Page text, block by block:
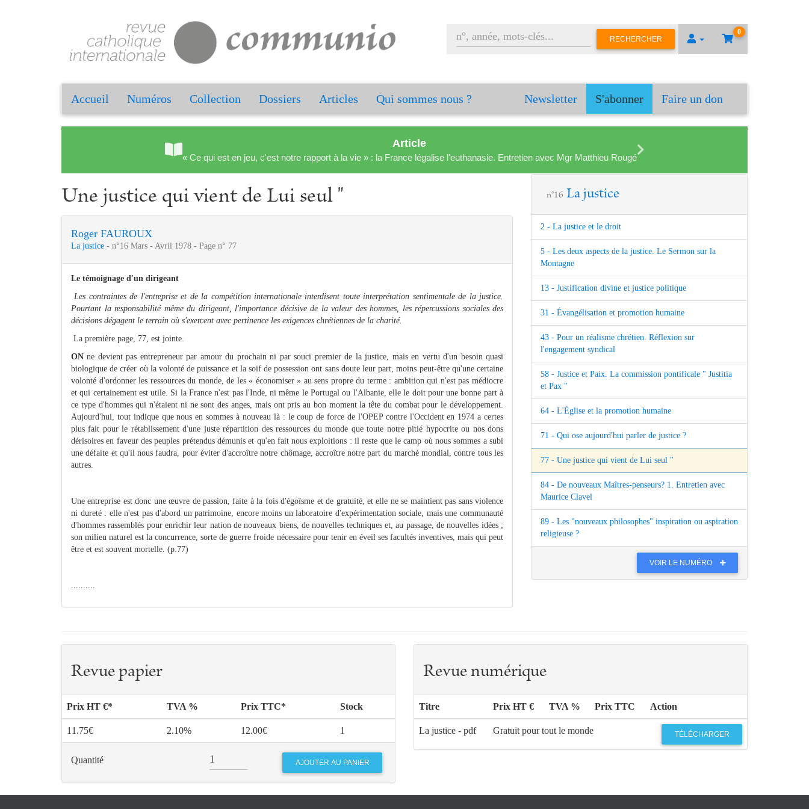
0
RECHERCHER
Accueil Numéros Collection Dossiers Articles Qui sommes nous ? Newsletter S'abonner Faire un don
Article
« Ce qui est en jeu, c'est notre rapport à la vie » : la France légalise l'euthanasie. Entretien avec Mgr Matthieu Rougé
Une justice qui vient de Lui seul "
Roger FAUROUX
La justice - n°16 Mars - Avril 1978 - Page n° 77
Le témoignage d'un dirigeant
Les contraintes de l'entreprise et de la compétition internationale interdisent toute interprétation sentimentale de la justice.
Pourtant la responsabilité même du dirigeant, l'importance décisive de la valeur des hommes, les répercussions sociales des
décisions dégagent le terrain où s'exercent avec pertinence les exigences chrétiennes de la charité.
La première page, 77, est jointe.
ON ne devient pas entrepreneur par amour du prochain ni par souci premier de la justice, mais en vertu d'un besoin quasi
biologique de créer où la volonté de puissance et la soif de possession ont sans doute leur part, moins peut-être qu'une certaine
volonté d'ordonner les ressources du monde, de les « économiser » au sens propre du terme : ambition qui n'est pas médiocre
et qui certainement est utile. Si la France n'est pas l'Inde, ni même le Portugal ou l'Albanie, elle le doit pour une bonne part à
ce type d'hommes qui n'étaient ni ne sont des anges, mais ont pris au bon moment la tête du combat pour le développement.
Aujourd'hui, tout indique que nous en sommes à nouveau là : le coup de force de l'OPEP contre l'Occident en 1974 a certes
plus fait pour le rétablissement d'une juste répartition des ressources du monde que toute notre pitié hypocrite ou nos dons
dérisoires en faveur des peuples prétendus démunis et qu'en fait nous exploitions : il reste que le camp où nous sommes a subi
une défaite et qu'il nous faudra, pour éviter d'accroître notre chômage, accroître notre part du marché mondial, contre tous les
autres.
Une entreprise est donc une œuvre de passion, faite à la fois d'égoïsme et de gratuité, et elle ne se maintient pas sans violence
ni dureté : elle n'est pas d'abord un patrimoine, encore moins un laboratoire d'expérimentation sociale, mais une communauté
d'hommes rassemblés pour enrichir leur nation de nouveaux biens, de nouvelles techniques et, au passage, de nouvelles idées ;
son milieu naturel est la concurrence, sorte de guerre froide nécessaire pour tenir en éveil ses facultés inventives, mais qui peut
être et est souvent mortelle. (p.77)
..........
n°16 La justice
2 - La justice et le droit
5 - Les deux aspects de la justice. Le Sermon sur la
Montagne
13 - Justification divine et justice politique
31 - Évangélisation et promotion humaine
43 - Pour un réalisme chrétien. Réflexion sur
l'engagement syndical
58 - Justice et Paix. La commission pontificale " Justitia
et Pax "
64 - L'Église et la promotion humaine
71 - Qui ose aujourd'hui parler de justice ?
77 - Une justice qui vient de Lui seul "
84 - De nouveaux Maîtres-penseurs? 1. Entretien avec
Maurice Clavel
89 - Les "nouveaux philosophes" inspiration ou aspiration
religieuse ?
VOIR LE NUMÉRO
Revue papier
Prix HT €* TVA % Prix TTC* Stock
11.75€ 2.10% 12.00€ 1
Quantité
Revue numérique
Titre Prix HT € TVA % Prix TTC Action
La justice - pdf Gratuit pour tout le monde TÉLÉCHARGER